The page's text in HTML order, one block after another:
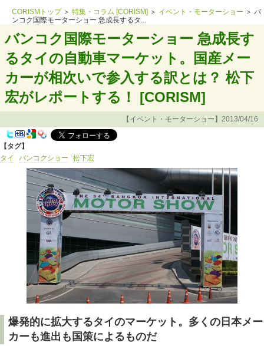
CORISMトップ＞ 特集・コラム [CORISM] ＞ イベント・モーターショー ＞ バ
ンコク国際モーターショー 急成長するタ...
バンコク国際モーターショー 急成長す
るタイの自動車マーケット。国産メー
カーが相次いで参入する訳とは？ 松下
宏がレポートする！ [CORISM]
【イベント・モーターショー】2013/04/16
【タグ】
タイ
バンコクショー 松下宏
爆発的に拡大するタイのマーケット。多くの日本メー
カーも進出も国策によるものだ